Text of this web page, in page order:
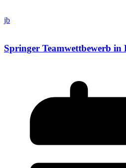
jb
Springer Teamwettbewerb in